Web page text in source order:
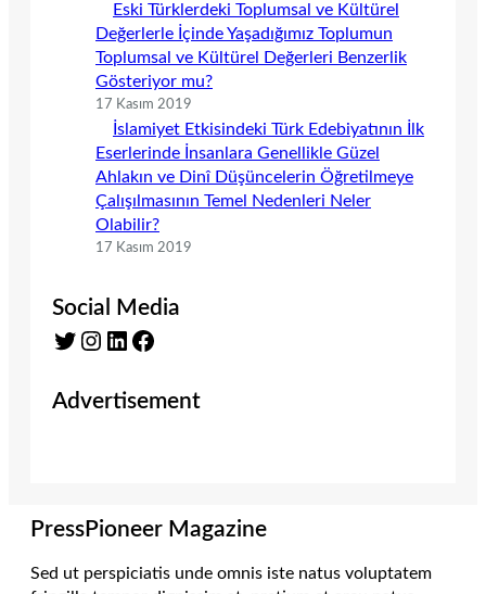
Eski Türklerdeki Toplumsal ve Kültürel
Değerlerle İçinde Yaşadığımız Toplumun
Toplumsal ve Kültürel Değerleri Benzerlik
Gösteriyor mu?
17 Kasım 2019
İslamiyet Etkisindeki Türk Edebiyatının İlk
Eserlerinde İnsanlara Genellikle Güzel
Ahlakın ve Dinî Düşüncelerin Öğretilmeye
Çalışılmasının Temel Nedenleri Neler
Olabilir?
17 Kasım 2019
Social Media
Twitter Instagram LinkedIn Facebook
Advertisement
PressPioneer Magazine
Sed ut perspiciatis unde omnis iste natus voluptatem